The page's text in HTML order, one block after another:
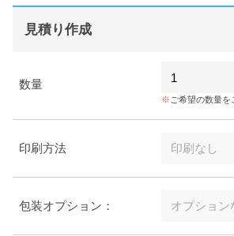
見積り作成
数量
ご希望の数量を
印刷方法
包装オプション：